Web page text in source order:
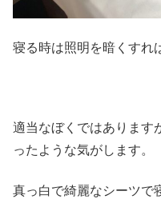
寝る時は照明を暗くすれ
適当なぼくではあります
ったような気がします。
真っ白で綺麗なシーツで